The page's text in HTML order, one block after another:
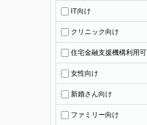
IT向け
クリニック向け
住宅金融支援機構利用可
女性向け
新婚さん向け
ファミリー向け